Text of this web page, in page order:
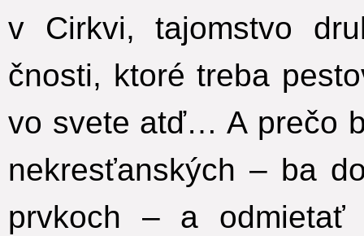
v Cirkvi, tajomstvo
čnosti, ktoré treba
vo svete atď… A prečo
nekresťanských – ba
prvkoch – a odmietať